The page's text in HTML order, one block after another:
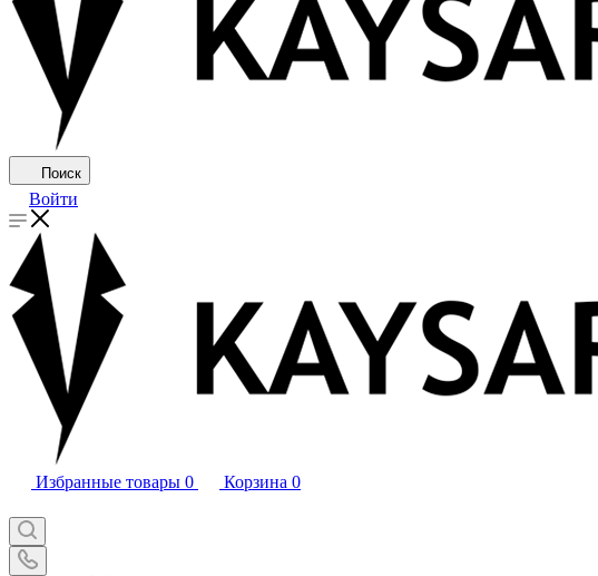
Поиск
Войти
Избранные товары 0 Корзина 0